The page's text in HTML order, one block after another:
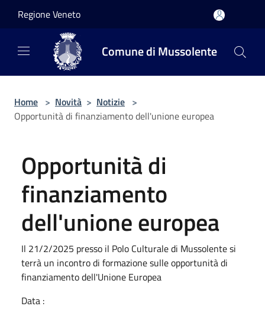
Regione Veneto
Comune di Mussolente
Home > Novità > Notizie >
Opportunità di finanziamento dell'unione europea
Opportunità di
finanziamento
dell'unione europea
Il 21/2/2025 presso il Polo Culturale di Mussolente si
terrà un incontro di formazione sulle opportunità di
finanziamento dell'Unione Europea
Data :